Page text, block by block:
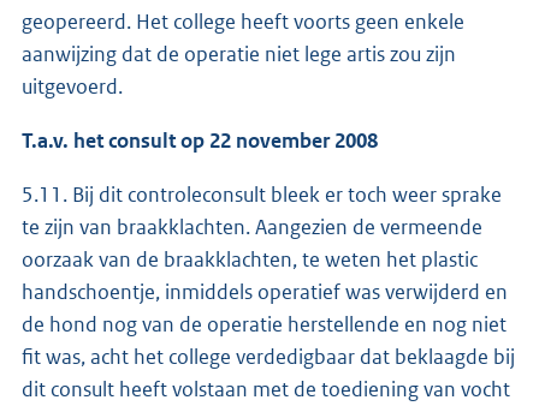
geopereerd. Het college heeft voorts geen enkele
aanwijzing dat de operatie niet lege artis zou zijn
uitgevoerd.
T.a.v. het consult op 22 november 2008
5.11. Bij dit controleconsult bleek er toch weer sprake
te zijn van braakklachten. Aangezien de vermeende
oorzaak van de braakklachten, te weten het plastic
handschoentje, inmiddels operatief was verwijderd en
de hond nog van de operatie herstellende en nog niet
fit was, acht het college verdedigbaar dat beklaagde bij
dit consult heeft volstaan met de toediening van vocht